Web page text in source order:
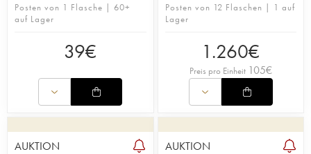
Posten von 1 Flasche | 60+
auf Lager
39€
Posten von 12 Flaschen | 1 auf
Lager
1.260€
Preis pro Einheit 105€
AUKTION AUKTION